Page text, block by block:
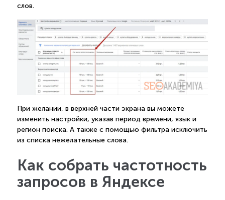
слов.
При желании, в верхней части экрана вы можете
изменить настройки, указав период времени, язык и
регион поиска. А также с помощью фильтра исключить
из списка нежелательные слова.
Как собрать частотность
запросов в Яндексе